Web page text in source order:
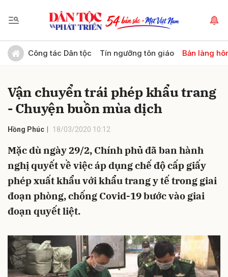
Công tác Dân tộc Tín ngưỡng tôn giáo Bản làng
Vận chuyển trái phép khẩu trang
- Chuyện buồn mùa dịch
Hồng Phúc 18/03/2020 10:12
Mặc dù ngày 29/2, Chính phủ đã ban hành
nghị quyết về việc áp dụng chế độ cấp giấy
phép xuất khẩu với khẩu trang y tế trong giai
đoạn phòng, chống Covid-19 bước vào giai
đoạn quyết liệt.
Gửi bình luận
Hủy Gửi